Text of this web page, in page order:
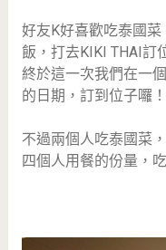
好友K好喜歡吃泰國
飯，打去KIKI THAI訂
終於這一次我們在一
的日期，訂到位子囉！
不過兩個人吃泰國菜
四個人用餐的份量，